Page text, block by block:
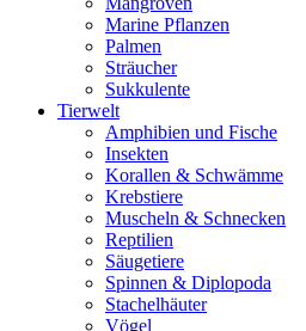
Marine Pflanzen
Palmen
Sträucher
Sukkulente
Tierwelt
Amphibien und Fische
Insekten
Korallen & Schwämme
Krebstiere
Muscheln & Schnecken
Reptilien
Säugetiere
Spinnen & Diplopoda
Stachelhäuter
Vögel